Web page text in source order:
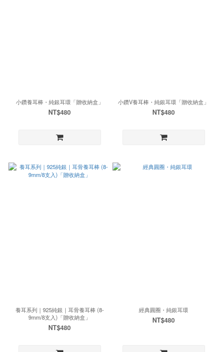
小鑽養耳棒・純銀耳環「贈收納盒」
NT$480
小鑽V養耳棒・純銀耳環「贈收納盒」
NT$480
養耳系列｜925純銀｜耳骨養耳棒 (8-
9mm/8支入)「贈收納盒」
NT$480
經典圓圈・純銀耳環
NT$480